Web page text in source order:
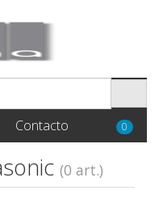
Contacto 0
(0 art.)